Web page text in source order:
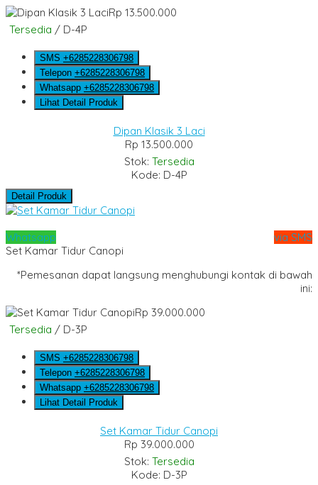
Rp 13.500.000
Tersedia / D-4P
SMS +6285228306798
Telepon +6285228306798
Whatsapp +6285228306798
Lihat Detail Produk
Dipan Klasik 3 Laci
Rp 13.500.000
Stok: Tersedia
Kode: D-4P
Detail Produk
Whatsapp
via SMS
Set Kamar Tidur Canopi
*Pemesanan dapat langsung menghubungi kontak di bawah
ini:
Rp 39.000.000
Tersedia / D-3P
SMS +6285228306798
Telepon +6285228306798
Whatsapp +6285228306798
Lihat Detail Produk
Set Kamar Tidur Canopi
Rp 39.000.000
Stok: Tersedia
Kode: D-3P